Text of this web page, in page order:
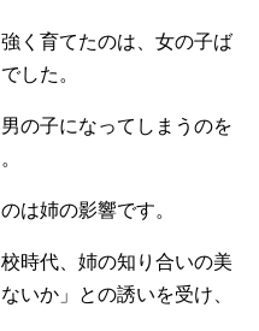
く育てたのは、女の子ば
した。
の子になってしまうのを
は姉の影響です。
時代、姉の知り合いの美
いか」との誘いを受け、